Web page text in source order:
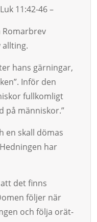
11:42-46 –
Romarbrev
hans gärningar,
Inför den
fullkomligt
på människor.”
en skall dömas
har
det finns
följer när
och följa orät­